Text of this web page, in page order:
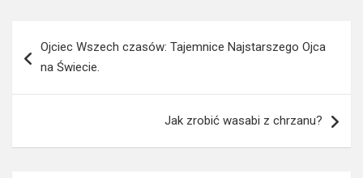
wpisu
Ojciec Wszech czasów: Tajemnice Najstarszego Ojca
na Świecie.
Jak zrobić wasabi z chrzanu?